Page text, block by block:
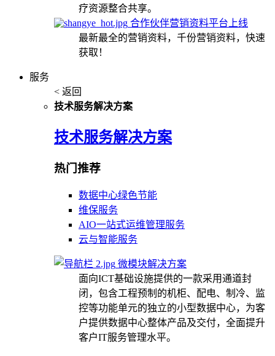
疗资源整合共享。
合作伙伴营销资料平台上线
最新最全的营销资料，千份营销资料，快速
获取！
服务
< 返回
技术服务解决方案
技术服务解决方案
热门推荐
数据中心绿色节能
维保服务
AIO一站式运维管理服务
云与智能服务
微模块解决方案
面向ICT基础设施提供的一款采用通道封
闭，包含工程预制的机柜、配电、制冷、监
控等功能单元的独立的小型数据中心，为客
户提供数据中心整体产品及交付，全面提升
客户IT服务管理水平。